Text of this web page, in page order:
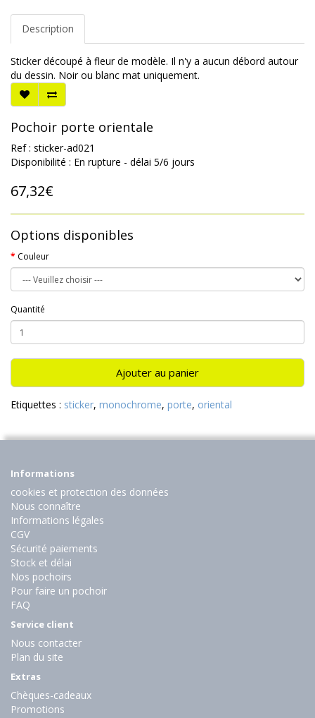
Description
Sticker découpé à fleur de modèle. Il n'y a aucun débord autour
du dessin. Noir ou blanc mat uniquement.
Pochoir porte orientale
Ref : sticker-ad021
Disponibilité : En rupture - délai 5/6 jours
67,32€
Options disponibles
Couleur
Quantité
Ajouter au panier
Etiquettes : sticker, monochrome, porte, oriental
Informations
cookies et protection des données
Nous connaître
Informations légales
CGV
Sécurité paiements
Stock et délai
Nos pochoirs
Pour faire un pochoir
FAQ
Service client
Nous contacter
Plan du site
Extras
Chèques-cadeaux
Promotions